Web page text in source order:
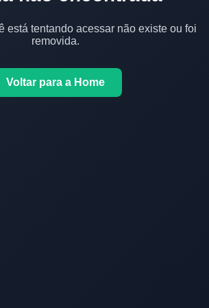
está tentando acessar não existe ou foi
removida.
Voltar para a Home